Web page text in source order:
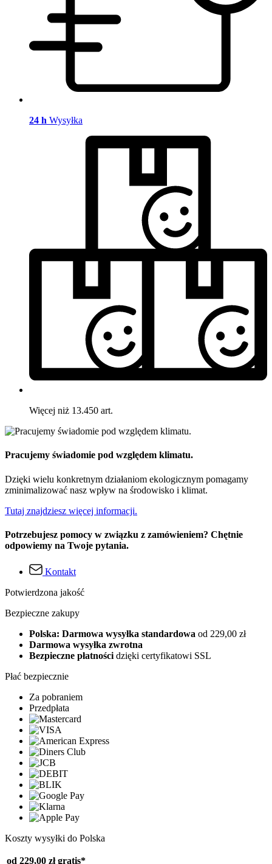
24 h Wysyłka
Więcej niż 13.450 art.
Pracujemy świadomie pod względem klimatu.
Dzięki wielu konkretnym działaniom ekologicznym pomagamy
zminimalizować nasz wpływ na środowisko i klimat.
Tutaj znajdziesz więcej informacji.
Potrzebujesz pomocy w związku z zamówieniem? Chętnie
odpowiemy na Twoje pytania.
Kontakt
Potwierdzona jakość
Bezpieczne zakupy
Polska: Darmowa wysyłka standardowa od 229,00 zł
Darmowa wysyłka zwrotna
Bezpieczne płatności dzięki certyfikatowi SSL
Płać bezpiecznie
Za pobraniem
Przedpłata
Koszty wysyłki do Polska
od 229,00 zł gratis*